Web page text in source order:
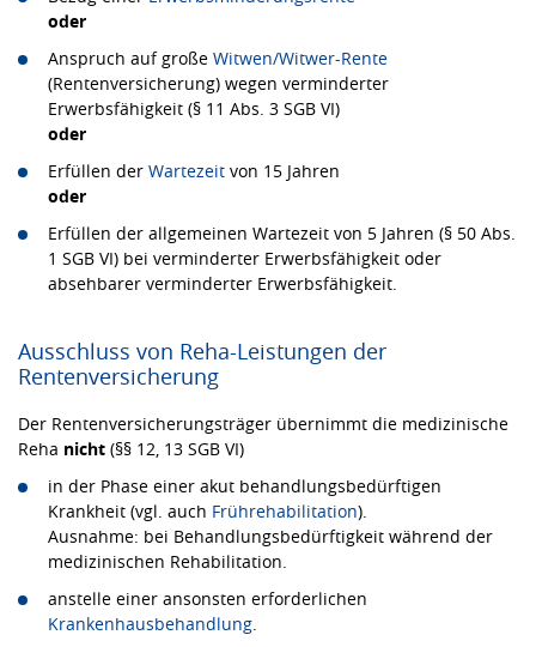
oder
Anspruch auf große Witwen/Witwer-Rente
(Rentenversicherung) wegen verminderter
Erwerbsfähigkeit (§ 11 Abs. 3 SGB VI)
oder
Erfüllen der Wartezeit von 15 Jahren
oder
Erfüllen der allgemeinen Wartezeit von 5 Jahren (§ 50 Abs.
1 SGB VI) bei verminderter Erwerbsfähigkeit oder
absehbarer verminderter Erwerbsfähigkeit.
Ausschluss von Reha-Leistungen der
Rentenversicherung
Der Rentenversicherungsträger übernimmt die medizinische
Reha nicht (§§ 12, 13 SGB VI)
in der Phase einer akut behandlungsbedürftigen
Krankheit (vgl. auch Frührehabilitation).
Ausnahme: bei Behandlungsbedürftigkeit während der
medizinischen Rehabilitation.
anstelle einer ansonsten erforderlichen
Krankenhausbehandlung